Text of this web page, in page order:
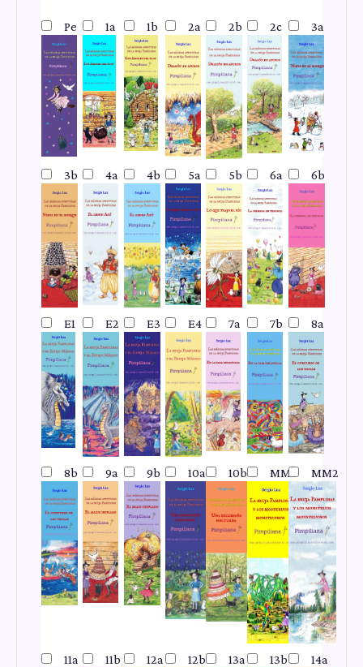
Pe 1a 1b 2a 2b 2c 3a
3b 4a 4b 5a 5b 6a 6b
E1 E2 E3 E4 7a 7b 8a
8b 9a 9b 10a 10b MM1 MM2
11a 11b 12a 12b 13a 13b 14a